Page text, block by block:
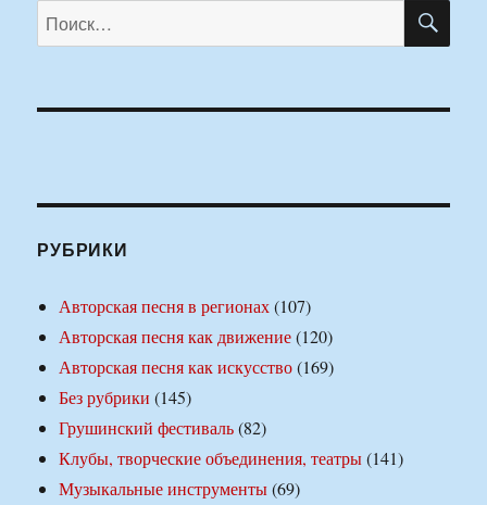
Искать:
РУБРИКИ
Авторская песня в регионах(107)
Авторская песня как движение(120)
Авторская песня как искусство(169)
Без рубрики (145)
Грушинский фестиваль(82)
Клубы, творческие объединения, театры(141)
Музыкальные инструменты(69)